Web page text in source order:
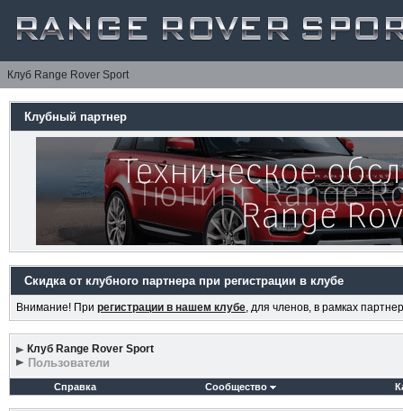
Клуб Range Rover Sport
Клубный партнер
Скидка от клубного партнера при регистрации в клубе
Внимание! При регистрации в нашем клубе, для членов, в рамках
Клуб Range Rover Sport
Пользователи
Справка Сообщество